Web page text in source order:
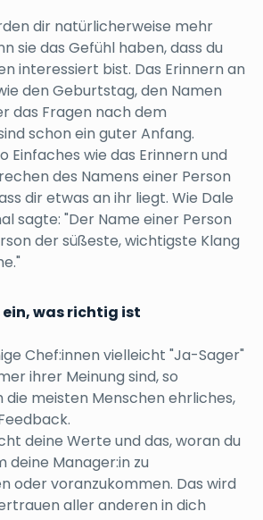
dir natürlicherweise mehr
sie das Gefühl haben, dass du
interessiert bist. Das Erinnern an
den Geburtstag, den Namen
das Fragen nach dem
schon ein guter Anfang.
Einfaches wie das Erinnern und
des Namens einer Person
dir etwas an ihr liegt. Wie Dale
sagte: "Der Name einer Person
der süßeste, wichtigste Klang
ein, was richtig ist
Chef:innen vielleicht "Ja-Sager"
ihrer Meinung sind, so
meisten Menschen ehrliches,
deine Werte und das, woran du
deine Manager:in zu
oder voranzukommen. Das wird
aller anderen in dich